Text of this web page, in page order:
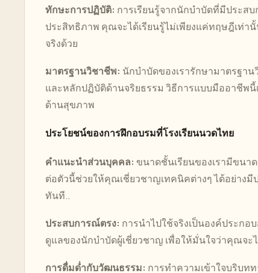
ทักษะการปฏิบัติ: การเรียนรู้จากนักบำบัดที่มีประส
ประสิทธิภาพ คุณจะได้เรียนรู้ไม่เพียงแค่ทฤษฎีเท่
จริงด้วย
มาตรฐานวิชาชีพ: นักบำบัดของเรารักษามาตรฐ
และหลักปฏิบัติด้านจริยธรรม วิธีการแบบมืออาชีพ
ด้านสุขภาพ
ประโยชน์ของการฝึกอบรมที่โรงเรียนนวดไทย
คำแนะนำส่วนบุคคล: ขนาดชั้นเรียนของเรามีขนา
ต่อตัวนี้ช่วยให้คุณเชี่ยวชาญเทคนิคต่างๆ ได้อย่าง
ทันที..
ประสบการณ์ตรง: การนำไปใช้จริงเป็นองค์ประก
ดูแลของนักบำบัดผู้เชี่ยวชาญ เพื่อให้มั่นใจว่าคุณจ
การดื่มด่ำกับวัฒนธรรม: การทำความเข้าใจบริบท